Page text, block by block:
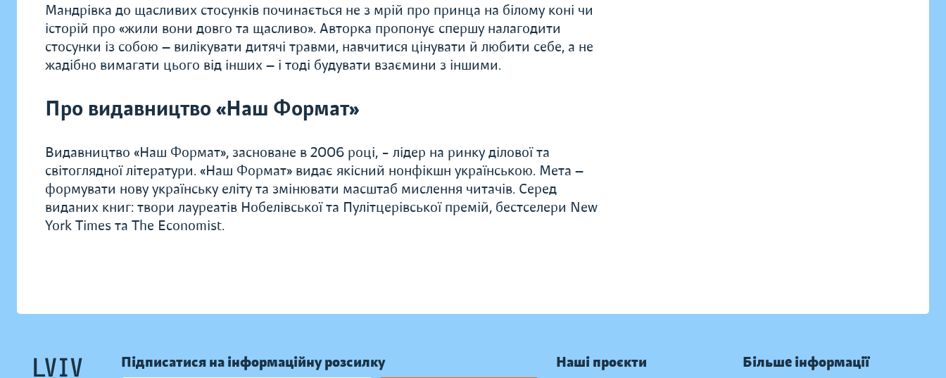
Мандрівка до щасливих стосунків починається не з мрій про принца на білому коні чи
історій про «жили вони довго та щасливо». Авторка пропонує спершу налагодити
стосунки із собою — вилікувати дитячі травми, навчитися цінувати й любити себе, а не
жадібно вимагати цього від інших — і тоді будувати взаємини з іншими.
Про видавництво «Наш Формат»
Видавництво «Наш Формат», засноване в 2006 році, – лідер на ринку ділової та
світоглядної літератури. «Наш Формат» видає якісний нонфікшн українською. Мета —
формувати нову українську еліту та змінювати масштаб мислення читачів. Серед
виданих книг: твори лауреатів Нобелівської та Пулітцерівської премій, бестселери New
York Times та The Economist.
Підписатися на інформаційну розсилку Наші проєкти Більше інформації